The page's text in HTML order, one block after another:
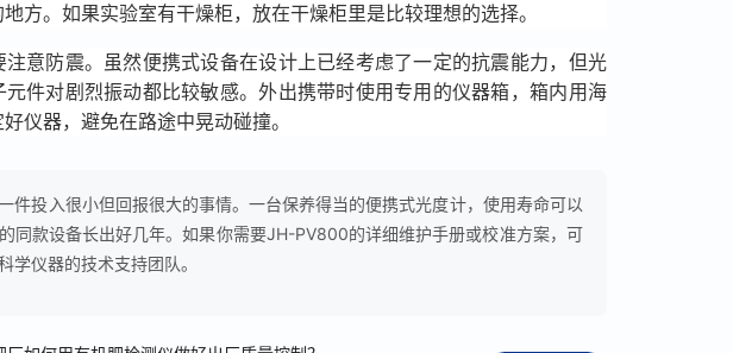
方。如果实验室有干燥柜，放在干燥柜里是比较理想的选择。
注意防震。虽然便携式设备在设计上已经考虑了一定的抗震能力，但光
元件对剧烈振动都比较敏感。外出携带时使用专用的仪器箱，箱内用海
仪器，避免在路途中晃动碰撞。
件投入很小但回报很大的事情。一台保养得当的便携式光度计，使用寿命可以
同款设备长出好几年。如果你需要JH-PV800的详细维护手册或校准方案，可
学仪器的技术支持团队。